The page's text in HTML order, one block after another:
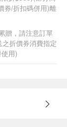
券/折扣碼併用)離
贈，請注意訂單
折價券消費指定
用)